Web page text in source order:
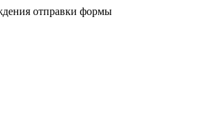
отправки формы